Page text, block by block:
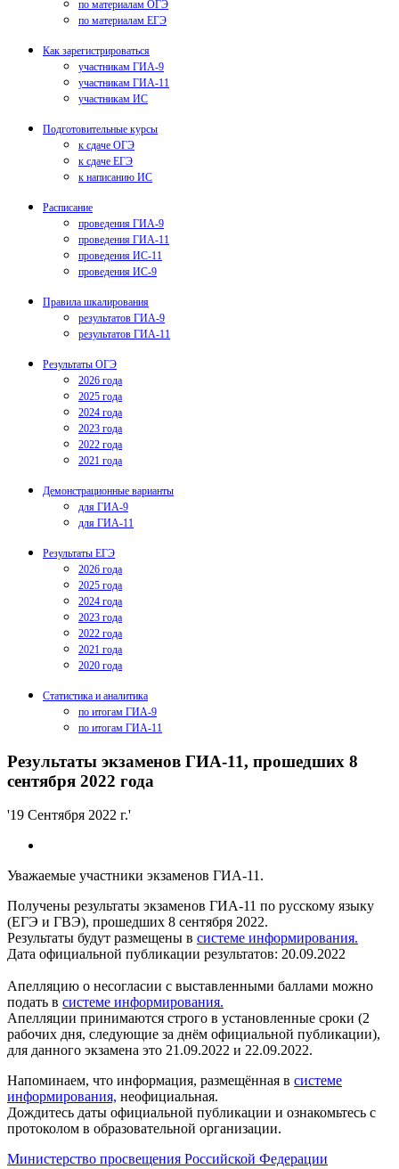
по материалам ОГЭ
по материалам ЕГЭ
Как зарегистрироваться
участникам ГИА-9
участникам ГИА-11
участникам ИС
Подготовительные курсы
к сдаче ОГЭ
к сдаче ЕГЭ
к написанию ИС
Расписание
проведения ГИА-9
проведения ГИА-11
проведения ИС-11
проведения ИС-9
Правила шкалирования
результатов ГИА-9
результатов ГИА-11
Результаты ОГЭ
2026 года
2025 года
2024 года
2023 года
2022 года
2021 года
Демонстрационные варианты
для ГИА-9
для ГИА-11
Результаты ЕГЭ
2026 года
2025 года
2024 года
2023 года
2022 года
2021 года
2020 года
Статистика и аналитика
по итогам ГИА-9
по итогам ГИА-11
Результаты экзаменов ГИА-11, прошедших 8
сентября 2022 года
'19 Сентября 2022 г.'
Уважаемые участники экзаменов ГИА-11.
Получены результаты экзаменов ГИА-11 по русскому языку
(ЕГЭ и ГВЭ), прошедших 8 сентября 2022.
Результаты будут размещены в системе информирования.
Дата официальной публикации результатов: 20.09.2022
Апелляцию о несогласии с выставленными баллами можно
подать в системе информирования.
Апелляции принимаются строго в установленные сроки (2
рабочих дня, следующие за днём официальной публикации),
для данного экзамена это 21.09.2022 и 22.09.2022.
Напоминаем, что информация, размещённая в системе
информирования, неофициальная.
Дождитесь даты официальной публикации и ознакомьтесь с
протоколом в образовательной организации.
Министерство просвещения Российской Федерации